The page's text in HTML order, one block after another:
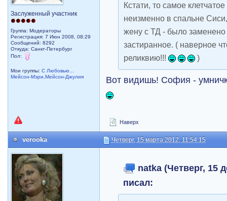
Заслуженный участник
Группа: Модераторы
Регистрация: 7 Июн 2008, 08:29
Сообщений: 8292
Откуда: Санкт-Петербург
Пол:
Мои группы:С Любовью...
Мейсон-Мэри,Мейсон-Джулия
Кстати, то самое
неизменно в спальне
жену с ТД - было заменено
застиранное. ( наверное
реликвию!!!
)
Вот видишь! София -
Наверх
verooka Четверг, 15 марта 2012, 11:54:15
natka (Четверг, 15
писал: